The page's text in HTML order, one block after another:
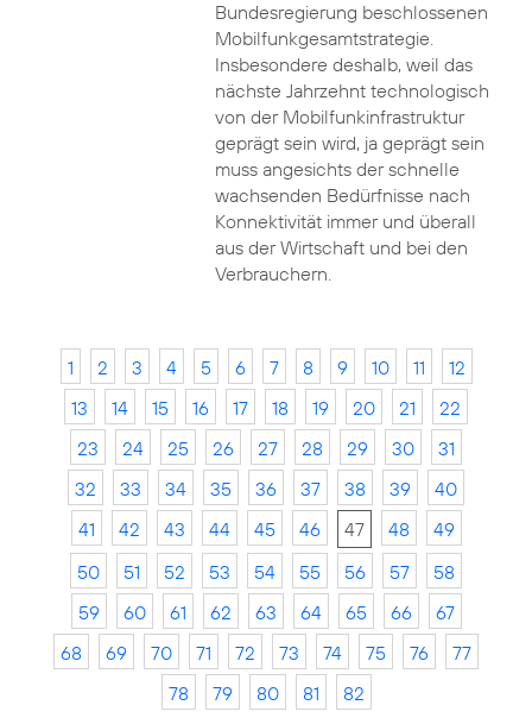
Bundesregierung beschlossenen
Mobilfunkgesamtstrategie.
Insbesondere deshalb, weil das
nächste Jahrzehnt technologisch
von der Mobilfunkinfrastruktur
geprägt sein wird, ja geprägt sein
muss angesichts der schnelle
wachsenden Bedürfnisse nach
Konnektivität immer und überall
aus der Wirtschaft und bei den
Verbrauchern.
1 2 3 4 5 6 7 8 9 10 11
12
13
14 15 16 17 18 19 20 21
22
23
24 25 26 27 28 29 30
31
32
33 34 35 36 37 38 39
40
41
42 43 44 45 46 47 48
49
50
51 52 53 54 55 56 57
58
59
60 61 62 63 64 65 66
67
68
69 70 71 72 73 74 75 76
77
78
79 80 81 82